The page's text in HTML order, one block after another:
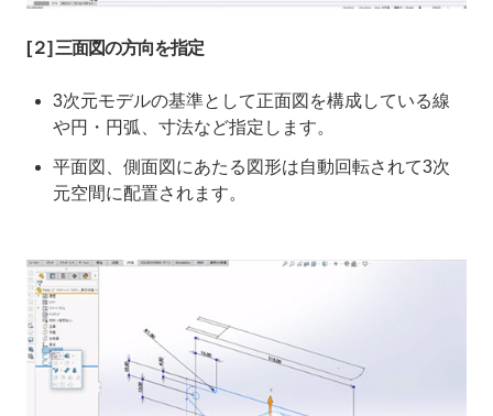
[２] 三面図の方向を指定
3次元モデルの基準として正面図を構成している線
や円・円弧、寸法など指定します。
平面図、側面図にあたる図形は自動回転されて3次
元空間に配置されます。